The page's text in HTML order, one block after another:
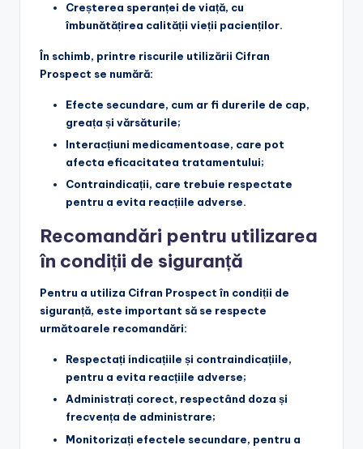
Creșterea speranței de viață, cu
îmbunătățirea calității vieții pacienților.
În schimb, printre riscurile utilizării Cifran
Prospect se numără:
Efecte secundare, cum ar fi durerile de cap,
greața și vărsăturile;
Interacțiuni medicamentoase, care pot
afecta eficacitatea tratamentului;
Contraindicații, care trebuie respectate
pentru a evita reacțiile adverse.
Recomandări pentru utilizarea
în condiții de siguranță
Pentru a utiliza Cifran Prospect în condiții de
siguranță, este important să se respecte
următoarele recomandări:
Respectați indicațiile și contraindicațiile,
pentru a evita reacțiile adverse;
Administrați corect, respectând doza și
frecvența de administrare;
Monitorizați efectele secundare, pentru a